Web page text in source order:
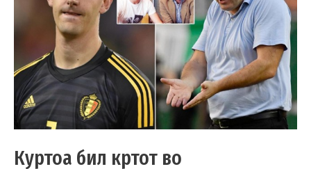
Куртоа бил кртот во